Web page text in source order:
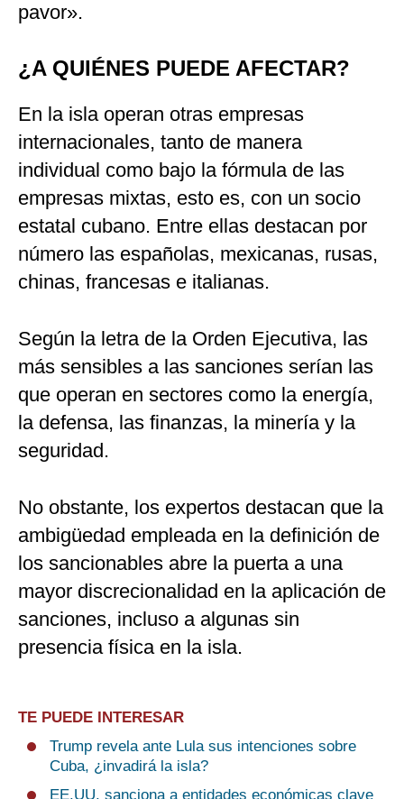
pavor».
¿A QUIÉNES PUEDE AFECTAR?
En la isla operan otras empresas
internacionales, tanto de manera
individual como bajo la fórmula de las
empresas mixtas, esto es, con un socio
estatal cubano. Entre ellas destacan por
número las españolas, mexicanas, rusas,
chinas, francesas e italianas.
Según la letra de la Orden Ejecutiva, las
más sensibles a las sanciones serían las
que operan en sectores como la energía,
la defensa, las finanzas, la minería y la
seguridad.
No obstante, los expertos destacan que la
ambigüedad empleada en la definición de
los sancionables abre la puerta a una
mayor discrecionalidad en la aplicación de
sanciones, incluso a algunas sin
presencia física en la isla.
TE PUEDE INTERESAR
Trump revela ante Lula sus intenciones sobre
Cuba, ¿invadirá la isla?
EE.UU. sanciona a entidades económicas clave